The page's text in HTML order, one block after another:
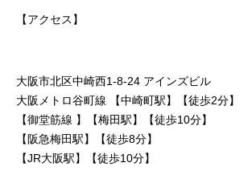
【アクセス】
大阪市北区中崎西1-8-24 アインズビル
大阪メトロ谷町線 【中崎町駅】【徒歩2分】
【御堂筋線 】【梅田駅】【徒歩10分】
【阪急梅田駅】【徒歩8分】
【JR大阪駅】【徒歩10分】